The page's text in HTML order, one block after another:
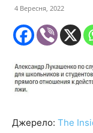
4 Вересня, 2022
Джерело: The